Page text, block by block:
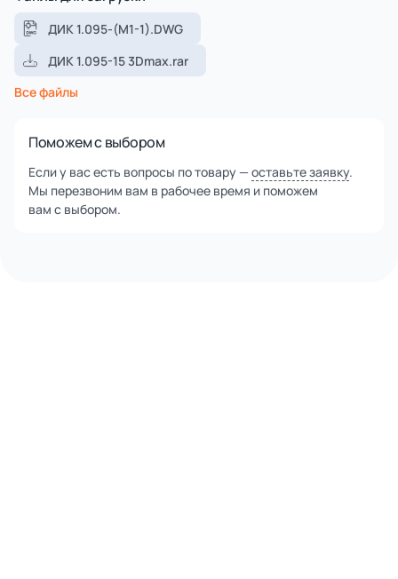
ДИК 1.095-(М1-1).DWG
ДИК 1.095-15 3Dmax.rar
Все файлы
Поможем с выбором
Если у вас есть вопросы по товару — оставьте заявку.
Мы перезвоним вам в рабочее время и поможем
вам с выбором.